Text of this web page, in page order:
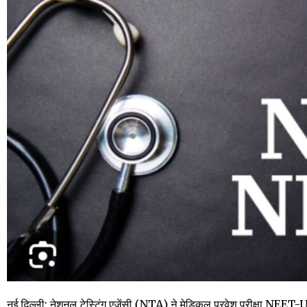
नई दिल्ली: नेशनल टेस्टिंग एजेंसी (NTA) ने मेडिकल प्रवेश परीक्षा NEET-